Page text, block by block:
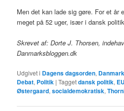
Men det kan lade sig gøre. For et år
meget på 52 uger, især i dansk
Skrevet af: Dorte J. Thorsen,
Danmarksbloggen.dk
Udgivet i Dagens dagsorden,
Debat, Politik |Taggetdansk politik, EU
Østergaard,socialdemokratisk,